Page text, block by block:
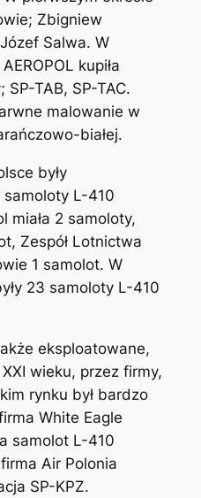
Zbigniew
Salwa. W
kupiła
TAB, SP-TAC.
malowanie w
białej.
były
L-410
miała 2 samoloty,
Zespół Lotnictwa
1 samolot. W
23 samoloty L-410
eksploatowane,
wieku, przez firmy,
rynku był bardzo
White Eagle
samolot L-410
Air Polonia
SP-KPZ.